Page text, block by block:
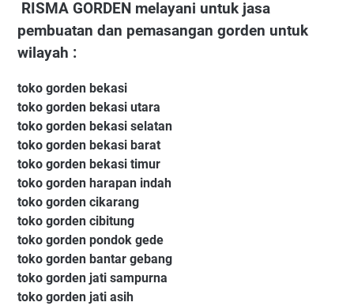
RISMA GORDEN melayani untuk jasa
pembuatan dan pemasangan gorden untuk
wilayah :
toko gorden bekasi
toko gorden bekasi utara
toko gorden bekasi selatan
toko gorden bekasi barat
toko gorden bekasi timur
toko gorden harapan indah
toko gorden cikarang
toko gorden cibitung
toko gorden pondok gede
toko gorden bantar gebang
toko gorden jati sampurna
toko gorden jati asih